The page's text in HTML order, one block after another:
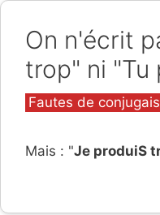
On n'écrit
trop" ni "Tu
Catégories
Fautes de
Mais : "Je produiS